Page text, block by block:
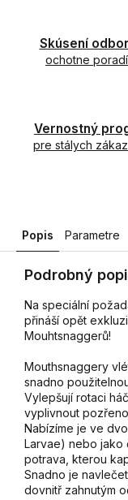
Skúsení
ochotne
Vernostný
pre stálych
Popis Parametre
Podrobný
Na speciální
přináší opět
Mouhtsnaggerů!
Mouthsnaggery
snadno
Vylepšují rotaci
vyplivnout
Nabízíme je ve
Larvae) nebo jako
potrava, kterou
Snadno je
dovnitř zahnutým